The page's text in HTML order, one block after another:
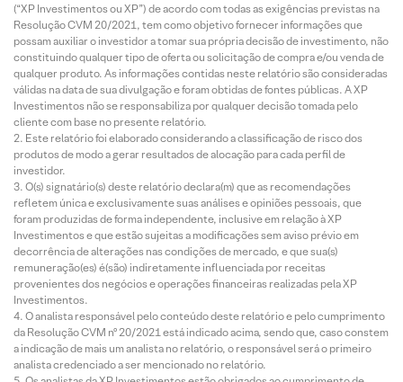
(“XP Investimentos ou XP”) de acordo com todas as exigências previstas na
Resolução CVM 20/2021, tem como objetivo fornecer informações que
possam auxiliar o investidor a tomar sua própria decisão de investimento, não
constituindo qualquer tipo de oferta ou solicitação de compra e/ou venda de
qualquer produto. As informações contidas neste relatório são consideradas
válidas na data de sua divulgação e foram obtidas de fontes públicas. A XP
Investimentos não se responsabiliza por qualquer decisão tomada pelo
cliente com base no presente relatório.
Este relatório foi elaborado considerando a classificação de risco dos
produtos de modo a gerar resultados de alocação para cada perfil de
investidor.
O(s) signatário(s) deste relatório declara(m) que as recomendações
refletem única e exclusivamente suas análises e opiniões pessoais, que
foram produzidas de forma independente, inclusive em relação à XP
Investimentos e que estão sujeitas a modificações sem aviso prévio em
decorrência de alterações nas condições de mercado, e que sua(s)
remuneração(es) é(são) indiretamente influenciada por receitas
provenientes dos negócios e operações financeiras realizadas pela XP
Investimentos.
O analista responsável pelo conteúdo deste relatório e pelo cumprimento
da Resolução CVM nº 20/2021 está indicado acima, sendo que, caso constem
a indicação de mais um analista no relatório, o responsável será o primeiro
analista credenciado a ser mencionado no relatório.